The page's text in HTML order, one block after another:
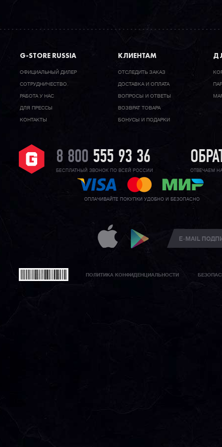
G-STORE RUSSIA
ОФИЦИАЛЬНЫЙ ДИЛЕР
CОТРУДНИЧЕСТВО
РАБОТА У НАС
ДЛЯ ПРЕССЫ
КОНТАКТЫ
КЛИЕНТАМ
ОТСЛЕДИТЬ ЗАКАЗ
ДОСТАВКА И ОПЛАТА
ВОПРОСЫ И ОТВЕТЫ
ВОЗВРАТ ТОВАРА
БОНУСЫ И ПОДАРКИ
8 800 555 93 36
БЕСПЛАТНЫЙ ЗВОНОК ПО ВСЕЙ РОССИИ ОТВЕЧАЕМ
ОПЛАЧИВАЙТЕ ПОКУПКИ УДОБНО И БЕЗОПАСНО
ПОЛИТИКА КОНФИДЕНЦИАЛЬНОСТИ